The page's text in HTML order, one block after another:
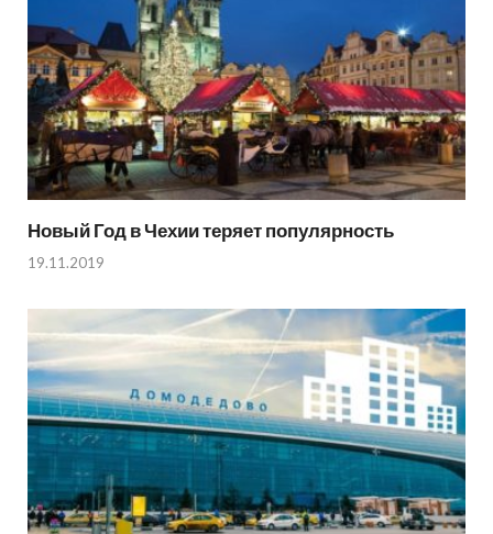
Новый Год в Чехии теряет популярность
19.11.2019